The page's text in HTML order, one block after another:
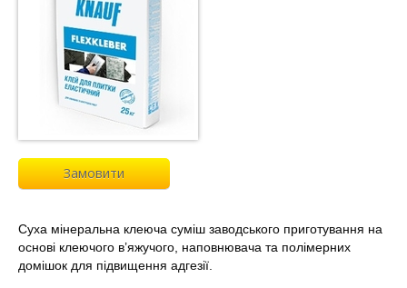
Замовити
Суха мінеральна клеюча суміш заводського приготування на
основі клеючого в’яжучого, наповнювача та полімерних
домішок для підвищення адгезії.